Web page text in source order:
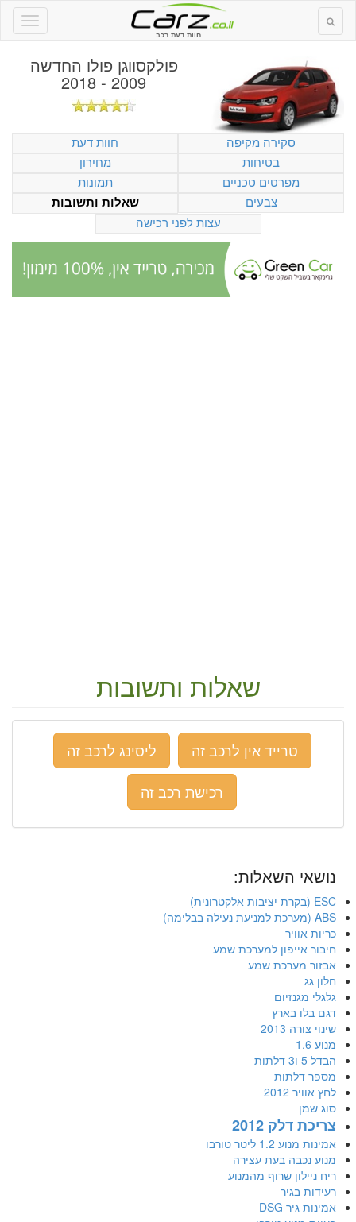
חוות דעת רכב
פולקסווגן פולו החדשה
2009 - 2018
סקירה מקיפה
חוות דעת
בטיחות
מחירון
מפרטים טכניים
תמונות
צבעים
שאלות ותשובות
עצות לפני רכישה
שאלות ותשובות
טרייד אין לרכב זה
ליסינג לרכב זה
רכישת רכב זה
נושאי השאלות:
ESC (בקרת יציבות אלקטרונית)
ABS (מערכת למניעת נעילה בבלימה)
כריות אוויר
חיבור אייפון למערכת שמע
אבזור מערכת שמע
חלון גג
גלגלי מגנזיום
דגם בלו בארץ
שינוי צורה 2013
מנוע 1.6
הבדל 5 ו3 דלתות
מספר דלתות
לחץ אוויר 2012
סוג שמן
צריכת דלק 2012
אמינות מנוע 1.2 ליטר טורבו
מנוע נכבה בעת עצירה
ריח ניילון שרוף מהמנוע
רעידות בגיר
אמינות גיר DSG